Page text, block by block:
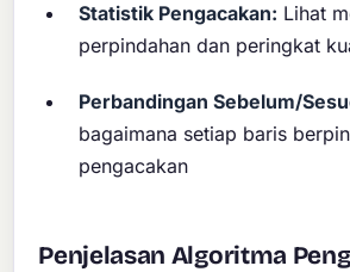
Statistik Pengacakan: Lihat
perpindahan dan peringkat
Perbandingan Sebelum/
bagaimana setiap baris
pengacakan
Penjelasan Algoritma